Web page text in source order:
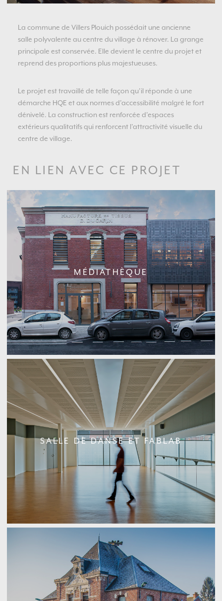
La commune de Villers Plouich possédait une ancienne
salle polyvalente au centre du village à rénover. La grange
principale est conservée. Elle devient le centre du projet et
reprend des proportions plus majestueuses.
Le projet est travaillé de telle façon qu’il réponde à une
démarche HQE et aux normes d’accessibilité malgré le fort
dénivelé. La construction est renforcée d’espaces
extérieurs qualitatifs qui renforcent l’attractivité visuelle du
centre de village.
EN LIEN AVEC CE PROJET
MÉDIATHÈQUE
SALLE DE DANSE ET FABLAB